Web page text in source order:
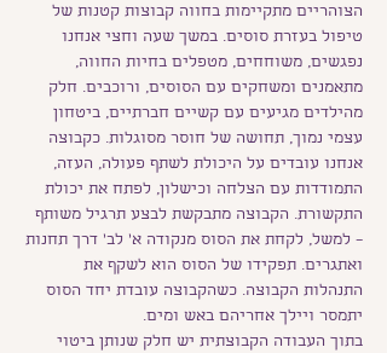
הצוהריים מתקיימות בחווה קבוצות קטנות של
טיפול בעזרת סוסים. במשך שעה וחצי אנחנו
נפגשים, משוחחים, מטפלים בחיות החווה,
מתאמנים ומשחקים עם הסוסים, ורוכבים. חלק
מהילדים מגיעים עם קשיים חברתיים, ביטחון
עצמי נמוך, תחושה של חוסר מסוגלות. כקבוצה
אנחנו עובדים על היכולת לשתף פעולה, העזה,
התמודדות עם הצלחה וכישלון, לפתח את יכולת
התקשורת. הקבוצה מתבקשת לבצע תרגיל משותף
– למשל, לקחת את הסוס מנקודה א' לב' דרך תחנות
ואתגרים. תפקידו של הסוס הוא לשקף את
התנהלות הקבוצה. כשהקבוצה עובדת יחד הסוס
יתמסר ויילך אחריהם באש ומים.
בתוך העבודה הקבוצתית יש חלק שנותן ביטוי